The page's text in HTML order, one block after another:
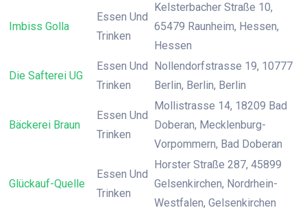
Imbiss Golla
Essen Und
Trinken
Kelsterbacher Straße 10,
65479 Raunheim, Hessen,
Hessen
Die Safterei UG
Essen Und
Trinken
Nollendorfstrasse 19, 10777
Berlin, Berlin, Berlin
Bäckerei Braun
Essen Und
Trinken
Mollistrasse 14, 18209 Bad
Doberan, Mecklenburg-
Vorpommern, Bad Doberan
Glückauf-Quelle
Essen Und
Trinken
Horster Straße 287, 45899
Gelsenkirchen, Nordrhein-
Westfalen, Gelsenkirchen